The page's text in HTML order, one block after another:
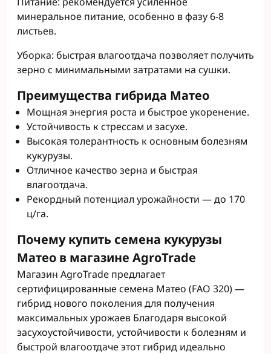
минеральное питание, особенно в фазу 6-8
листьев.
Уборка: быстрая влагоотдача позволяет получить
зерно с минимальными затратами на сушки.
Преимущества гибрида Матео
Мощная энергия роста и быстрое укоренение.
Устойчивость к стрессам и засухе.
Высокая толерантность к основным болезням
кукурузы.
Отличное качество зерна и быстрая
влагоотдача.
Рекордный потенциал урожайности — до 170
ц/га.
Почему купить семена кукурузы
Матео в магазине AgroTrade
Магазин AgroTrade предлагает
сертифицированные семена Матео (FAO 320) —
гибрид нового поколения для получения
максимальных урожаев Благодаря высокой
засухоустойчивости, устойчивости к болезням и
быстрой влагоотдаче этот гибрид идеально